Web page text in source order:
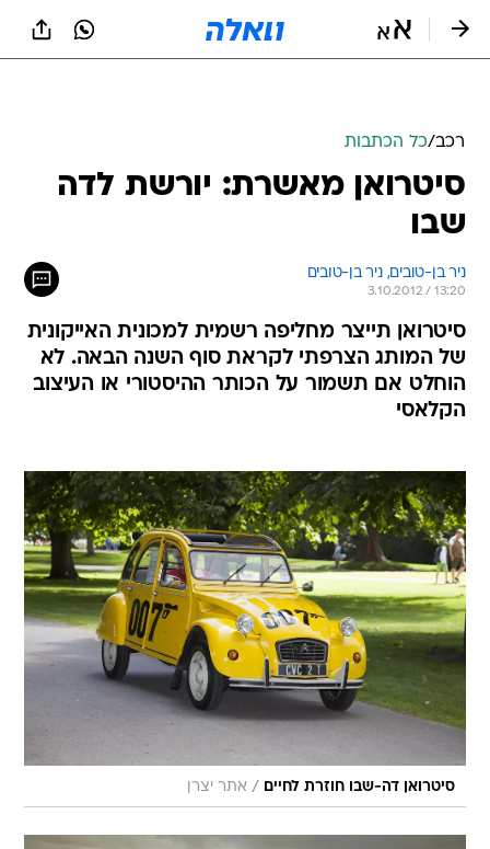
רכב/כל הכתבות
סיטרואן מאשרת: יורשת לדה
שבו
ניר בן-טובים, ניר בן-טובים
3.10.2012 / 13:20
סיטרואן תייצר מחליפה רשמית למכונית האייקונית
של המותג הצרפתי לקראת סוף השנה הבאה. לא
הוחלט אם תשמור על הכותר ההיסטורי או העיצוב
הקלאסי
סיטרואן דה-שבו חוזרת לחיים / אתר יצרן